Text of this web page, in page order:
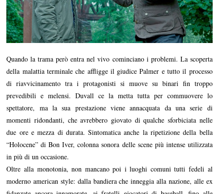
Quando la trama però entra nel vivo cominciano i problemi. La scoperta
della malattia terminale che affligge il giudice Palmer e tutto il processo
di riavvicinamento tra i protagonisti si muove su binari fin troppo
prevedibili e melensi. Duvall ce la metta tutta per commuovere lo
spettatore, ma la sua prestazione viene annacquata da una serie di
momenti ridondanti, che avrebbero giovato di qualche sforbiciata nelle
due ore e mezza di durata. Sintomatica anche la ripetizione della bella
“Holocene” di Bon Iver, colonna sonora delle scene più intense utilizzata
in più di un occasione.
Oltre alla monotonia, non mancano poi i luoghi comuni tutti fedeli al
moderno american style: dalla bandiera che inneggia alla nazione, alle ex